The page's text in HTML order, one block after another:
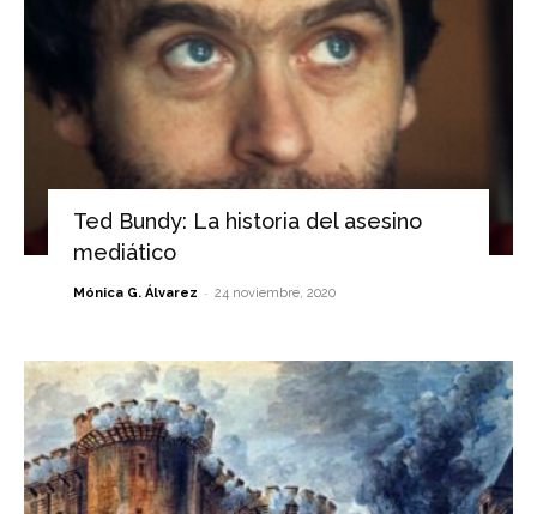
Ted Bundy: La historia del asesino
mediático
Mónica G. Álvarez - 24 noviembre, 2020